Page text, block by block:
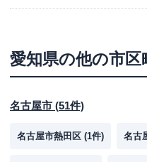
愛知県の他の市区
名古屋市 (51件)
名古屋市熱田区 (1件) 名古